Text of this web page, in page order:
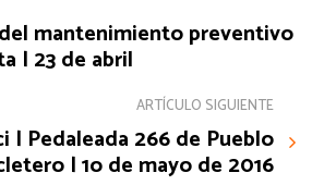
mantenimiento preventivo
| 23 de abril
ARTÍCULO SIGUIENTE
| Pedaleada 266 de Pueblo
| 1o de mayo de 2016